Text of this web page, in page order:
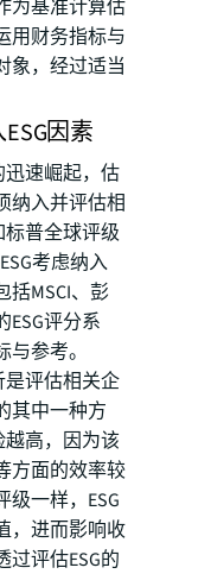
为基准计算估
用财务指标与
象，经过适当
因素
迅速崛起，估
纳入并评估相
标普全球评级
考虑纳入
MSCI、彭
评分系
参考。
是评估相关企
其中一种方
越高，因为该
方面的效率较
一样，ESG
，进而影响收
评估ESG的